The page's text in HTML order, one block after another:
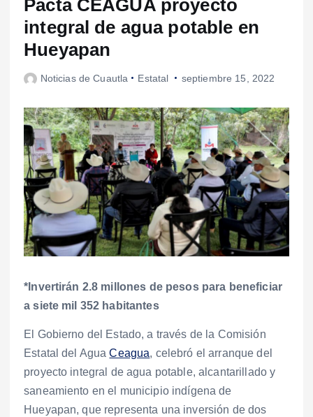
Pacta CEAGUA proyecto
integral de agua potable en
Hueyapan
Noticias de Cuautla Estatal septiembre 15, 2022
*Invertirán 2.8 millones de pesos para beneficiar
a siete mil 352 habitantes
El Gobierno del Estado, a través de la Comisión
Estatal del AguaCeagua, celebró el arranque del
proyecto integral de agua potable, alcantarillado y
saneamiento en el municipio indígena de
Hueyapan, que representa una inversión de dos